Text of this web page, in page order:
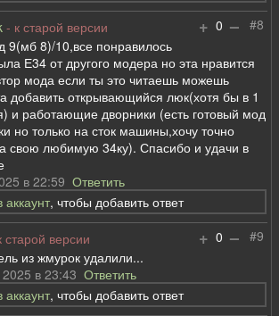
#8
+ 0 –
- к старой версии
9(мб 8)/10,все понравилось
Е34 от другого модера но эта нравится
мода если ты это читаешь можешь
добавить открывающийся люк(хотя бы в 1
и работающие дворники (есть готовый мод
но только на сток машины,хочу точно
свою любимую 34ку). Спасибо и удачи в
в 22:59Ответить
аккаунт, чтобы добавить ответ
#9
+ 0 –
старой версии
из жмурок удалили...
2025 в 23:43Ответить
аккаунт, чтобы добавить ответ